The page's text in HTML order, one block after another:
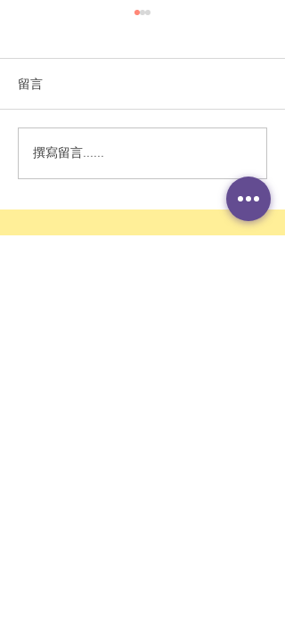
打破跨代循環：從大人的
神經系統調節開始
留言
撰寫留言......